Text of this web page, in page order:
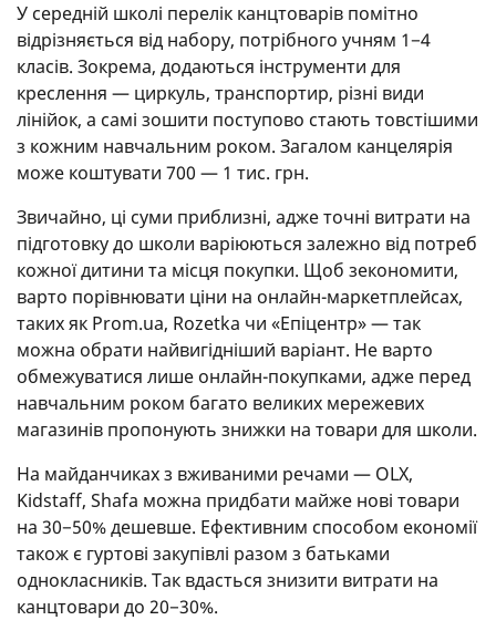
У середній школі перелік канцтоварів помітно
відрізняється від набору, потрібного учням 1−4
класів. Зокрема, додаються інструменти для
креслення — циркуль, транспортир, різні види
лінійок, а самі зошити поступово стають товстішими
з кожним навчальним роком. Загалом канцелярія
може коштувати 700 — 1 тис. грн.
Звичайно, ці суми приблизні, адже точні витрати на
підготовку до школи варіюються залежно від потреб
кожної дитини та місця покупки. Щоб зекономити,
варто порівнювати ціни на онлайн-маркетплейсах,
таких як Prom.ua, Rozetka чи «Епіцентр» — так
можна обрати найвигідніший варіант. Не варто
обмежуватися лише онлайн-покупками, адже перед
навчальним роком багато великих мережевих
магазинів пропонують знижки на товари для школи.
На майданчиках з вживаними речами — OLX,
Kidstaff, Shafa можна придбати майже нові товари
на 30−50% дешевше. Ефективним способом економії
також є гуртові закупівлі разом з батьками
однокласників. Так вдасться знизити витрати на
канцтовари до 20−30%.